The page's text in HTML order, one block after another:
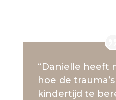
“Danielle heeft
hoe de
kindertijd te